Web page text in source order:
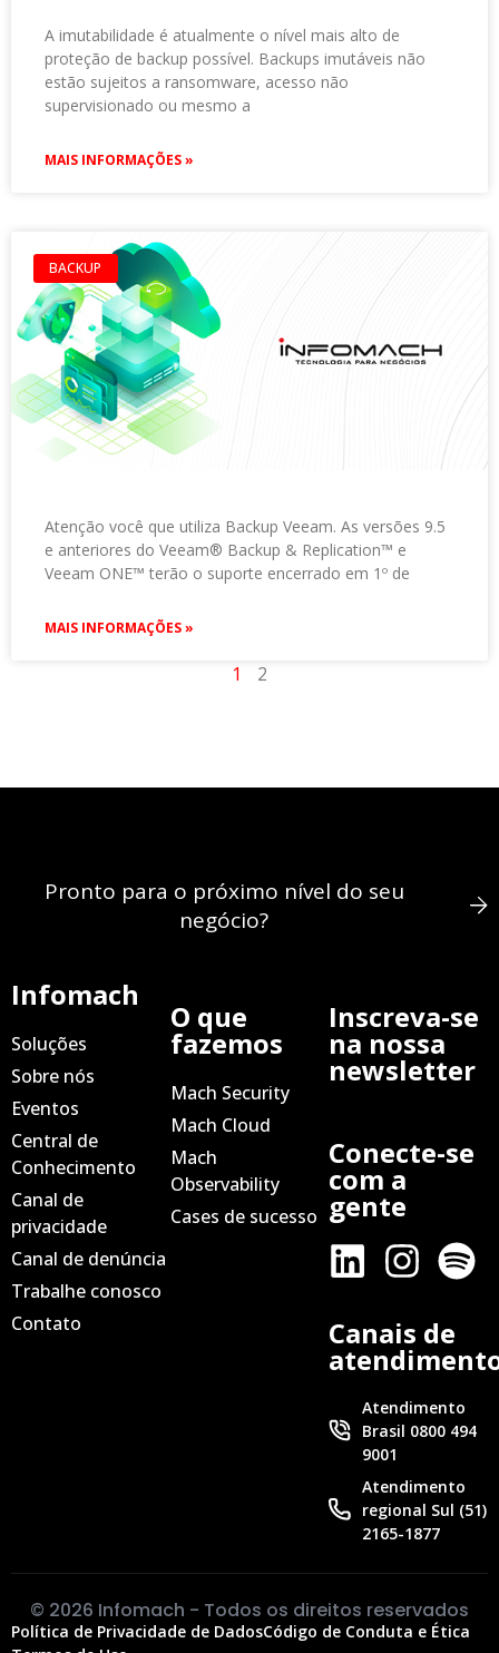
A imutabilidade é atualmente o nível mais alto de
proteção de backup possível. Backups imutáveis ​​não
estão sujeitos a ransomware, acesso não
supervisionado ou mesmo a
MAIS INFORMAÇÕES »
BACKUP
Atenção você que utiliza Backup Veeam. As versões 9.5
e anteriores do Veeam® Backup & Replication™ e
Veeam ONE™ terão o suporte encerrado em 1º de
MAIS INFORMAÇÕES »
1 2
Pronto para o próximo nível do seu
negócio?
Infomach
Soluções
Sobre nós
Eventos
Central de
Conhecimento
Canal de
privacidade
Canal de denúncia
Trabalhe conosco
Contato
O que
fazemos
Mach Security
Mach Cloud
Mach
Observability
Cases de sucesso
Inscreva-se
na nossa
newsletter
Conecte-se
com a
gente
Canais de
Atendimento
Brasil 0800 494
9001
Atendimento
regional Sul (51)
2165-1877
© 2026 Infomach - Todos os direitos reservados
Política de Privacidade de DadosCódigo de Conduta e Ética